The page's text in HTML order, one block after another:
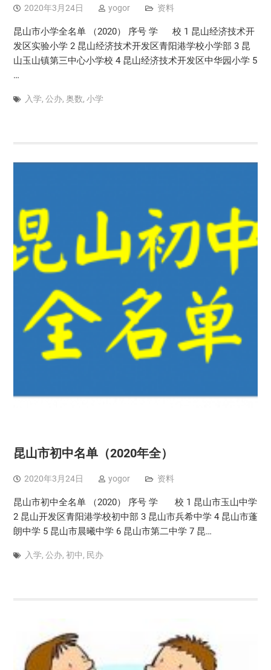
2020年3月24日 yogor 资料
昆山市小学全名单 （2020） 序号 学 校 1 昆山经济技术开
发区实验小学 2 昆山经济技术开发区青阳港学校小学部 3 昆
山玉山镇第三中心小学校 4 昆山经济技术开发区中华园小学 5
…
入学, 公办, 奥数, 小学
昆山市初中名单（2020年全）
2020年3月24日 yogor 资料
昆山市初中全名单 （2020） 序号 学 校 1 昆山市玉山中学
2 昆山开发区青阳港学校初中部 3 昆山市兵希中学 4 昆山市蓬
朗中学 5 昆山市晨曦中学 6 昆山市第二中学 7 昆…
入学, 公办, 初中, 民办